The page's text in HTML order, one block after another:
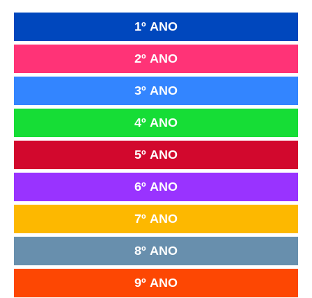
1º ANO
2º ANO
3º ANO
4º ANO
5º ANO
6º ANO
7º ANO
8º ANO
9º ANO